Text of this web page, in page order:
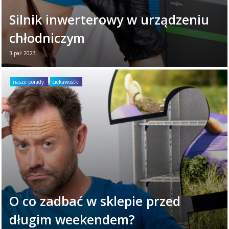
Silnik inwerterowy w urządzeniu
chłodniczym
3 paź 2023
Na pewno zetknęliście się już z pojęciem
silnika inwerterowego, które od jakiegoś
czasu pojawia się w kontekście urządzeń
AGD, przede ...
Czytaj więcej →
nasze porady ciekawostki
O co zadbać w sklepie przed
długim weekendem?